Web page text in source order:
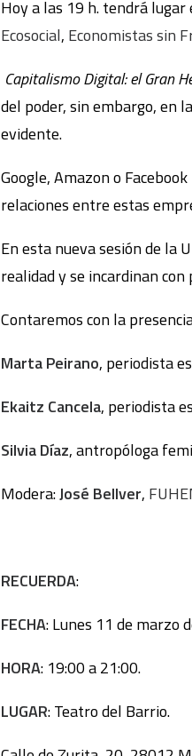
Hoy a las 19 h. tendrá lugar
Ecosocial, Economistas sin
Capitalismo Digital: el Gran
del poder, sin embargo, en
evidente.
Google, Amazon o
relaciones entre estas
En esta nueva sesión de la
realidad y se incardinan
Contaremos con la
Marta Peirano, periodista
Ekaitz Cancela, periodista
Silvia Díaz, antropóloga
Modera:José Bellver,
RECUERDA:
FECHA: Lunes 11 de marzo
HORA: 19:00 a 21:00.
LUGAR: Teatro del Barrio.